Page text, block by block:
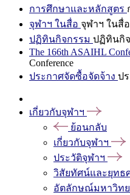
การศึกษาและหลักสูตร
จุฬาฯ ในสื่อ จุฬาฯ ในสื่อ
ปฏิทินกิจกรรม ปฏิทินกิ
The 166th ASAIHL
Conference
ประกาศจัดซื้อจัดจ้าง ป
เกี่ยวกับจุฬาฯ
ย้อนกลับ
เกี่ยวกับจุฬาฯ
ประวัติจุฬาฯ
วิสัยทัศน์และยุทธ
อัตลักษณ์มหาวิทย